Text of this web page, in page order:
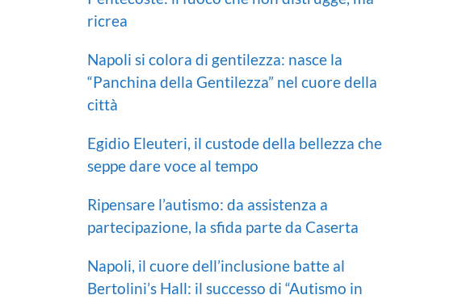
:ricrea
Napoli si colora di gentilezza: nasce la
“Panchina della Gentilezza” nel cuore della
città
Egidio Eleuteri, il custode della bellezza che
seppe dare voce al tempo
Ripensare l’autismo: da assistenza a
partecipazione, la sfida parte da Caserta
Napoli, il cuore dell’inclusione batte al
Bertolini’s Hall: il successo di “Autismo in